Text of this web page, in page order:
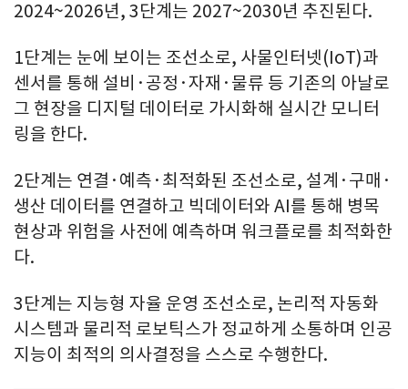
2024~2026년, 3단계는 2027~2030년 추진된다.
1단계는 눈에 보이는 조선소로, 사물인터넷(IoT)과
센서를 통해 설비·공정·자재·물류 등 기존의 아날로
그 현장을 디지털 데이터로 가시화해 실시간 모니터
링을 한다.
2단계는 연결·예측·최적화된 조선소로, 설계·구매·
생산 데이터를 연결하고 빅데이터와 AI를 통해 병목
현상과 위험을 사전에 예측하며 워크플로를 최적화한
다.
3단계는 지능형 자율 운영 조선소로, 논리적 자동화
시스템과 물리적 로보틱스가 정교하게 소통하며 인공
지능이 최적의 의사결정을 스스로 수행한다.